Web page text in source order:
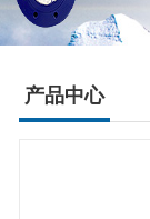
产品中心